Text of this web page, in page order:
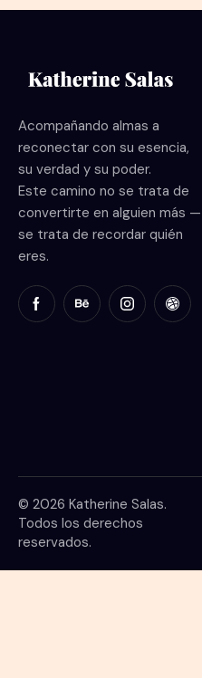
Acompañando almas a
reconectar con su esencia,
su verdad y su poder.
Este camino no se trata de
convertirte en alguien más —
se trata de recordar quién
eres.
© 2026 Katherine Salas.
Todos los derechos
reservados.